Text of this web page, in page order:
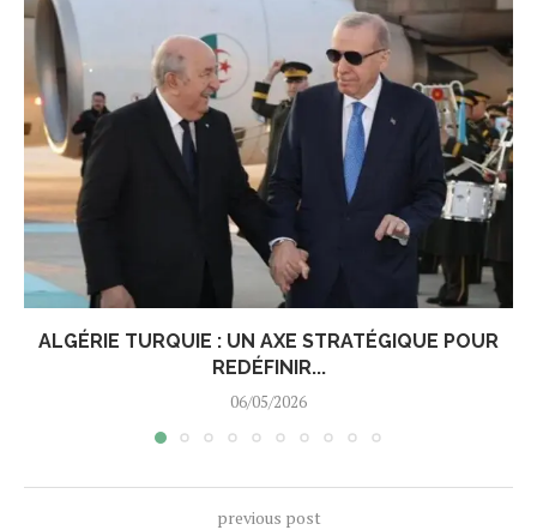
ALGÉRIE TURQUIE : UN AXE STRATÉGIQUE POUR
REDÉFINIR...
06/05/2026
previous post